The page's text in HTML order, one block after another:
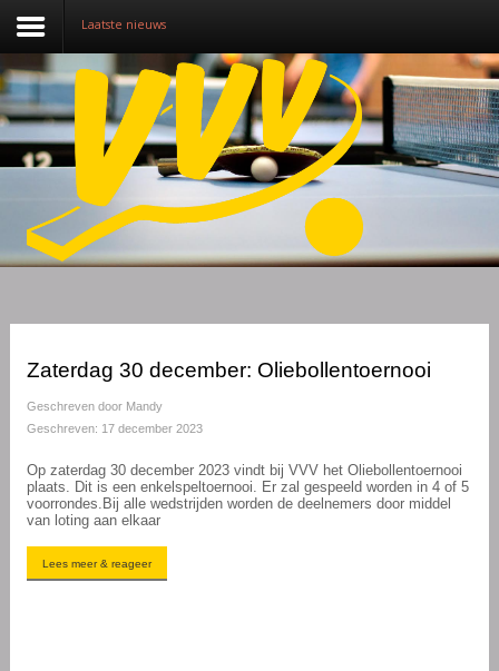
Nieuws
Over VVV
Lidmaatschap
Competitie
Sponsoring
English
Laatste nieuws
Zaterdag 30 december: Oliebollentoernooi
Geschreven door Mandy
Geschreven: 17 december 2023
Op zaterdag 30 december 2023 vindt bij VVV het Oliebollentoernooi
plaats. Dit is een enkelspeltoernooi. Er zal gespeeld worden in 4 of 5
voorrondes.Bij alle wedstrijden worden de deelnemers door middel
van loting aan elkaar
Lees meer & reageer